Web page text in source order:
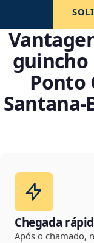
guincho
Ponto
Chegada
Após o chamado,